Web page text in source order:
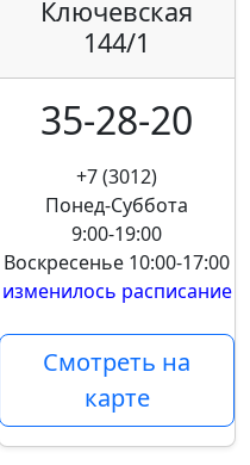
Ключевская
144/1
35-28-20
+7 (3012)
Понед-Суббота
9:00-19:00
Воскресенье 10:00-17:00
изменилось расписание
Смотреть на
карте